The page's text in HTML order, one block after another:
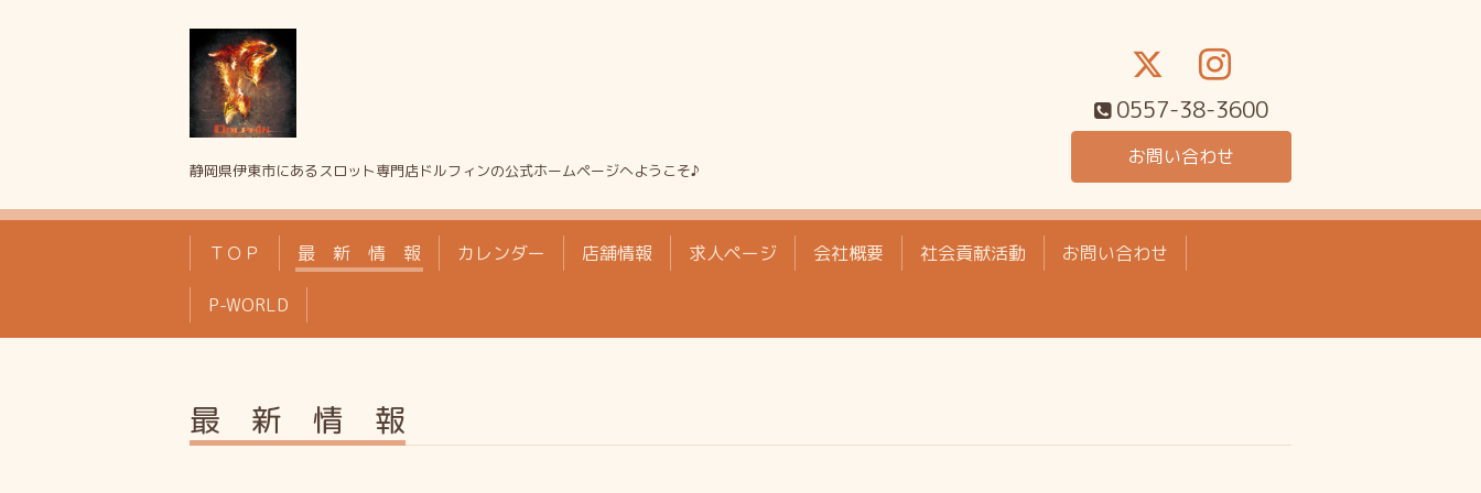
静岡県伊東市にあるスロット専門店ドルフィンの公式ホームページへようこそ♪
0557-38-3600
お問い合わせ
ＴＯＰ 最 新 情 報 カレンダー 店舗情報 求人ページ 会社概要 社会貢献活動 お問い合わせ
P-WORLD
最 新 情 報